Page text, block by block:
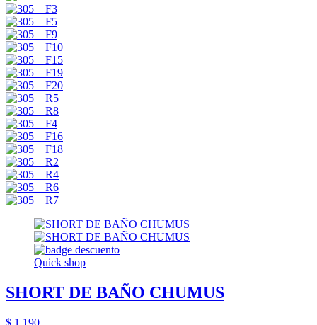
Quick shop
SHORT DE BAÑO CHUMUS